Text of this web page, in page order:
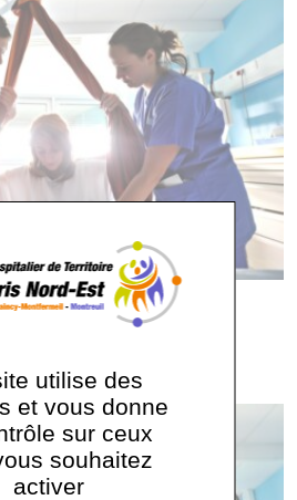
utilise des
et vous donne
sur ceux
souhaitez
activer